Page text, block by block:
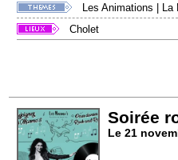
Les Animations | La
Cholet
Soirée
Le 21